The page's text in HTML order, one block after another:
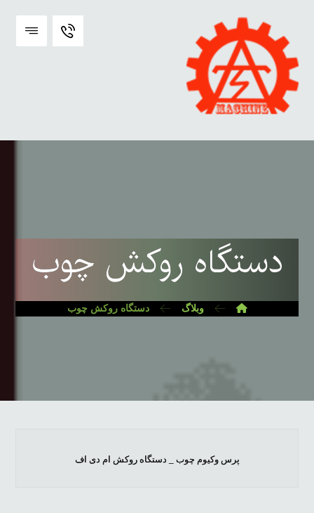
دستگاه روکش چوب
وبلاگ دستگاه روکش چوب
پرس وکیوم چوب _ دستگاه روکش ام دی اف